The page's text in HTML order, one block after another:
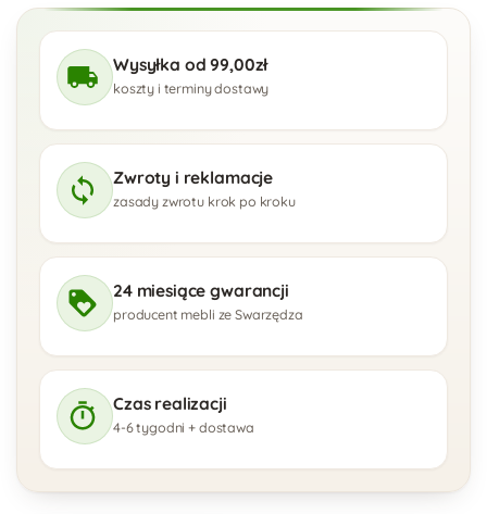
Wysyłka od 99,00zł
koszty i terminy dostawy
Zwroty i reklamacje
zasady zwrotu krok po kroku
24 miesiące gwarancji
producent mebli ze Swarzędza
Czas realizacji
4-6 tygodni + dostawa